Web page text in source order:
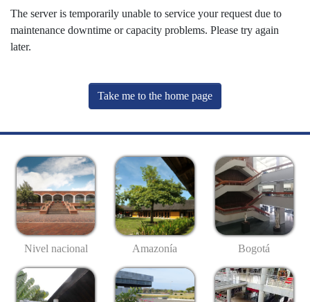
The server is temporarily unable to service your request due to
maintenance downtime or capacity problems. Please try again
later.
Take me to the home page
Nivel nacional Amazonía Bogotá